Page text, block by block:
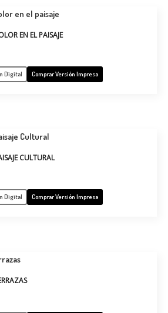
EN EL PAISAJE
Digital Comprar Versión Impresa
CULTURAL
Digital Comprar Versión Impresa